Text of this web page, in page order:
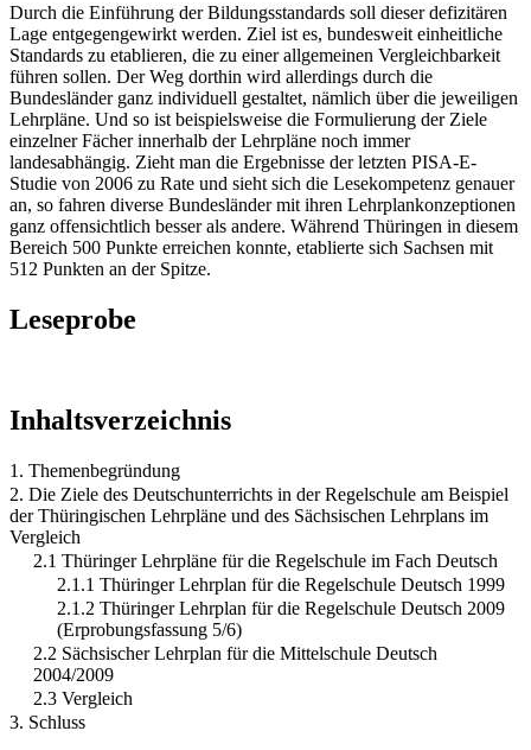
Durch die Einführung der Bildungsstandards soll dieser defizitären
Lage entgegengewirkt werden. Ziel ist es, bundesweit einheitliche
Standards zu etablieren, die zu einer allgemeinen Vergleichbarkeit
führen sollen. Der Weg dorthin wird allerdings durch die
Bundesländer ganz individuell gestaltet, nämlich über die jeweiligen
Lehrpläne. Und so ist beispielsweise die Formulierung der Ziele
einzelner Fächer innerhalb der Lehrpläne noch immer
landesabhängig. Zieht man die Ergebnisse der letzten PISA-E-
Studie von 2006 zu Rate und sieht sich die Lesekompetenz genauer
an, so fahren diverse Bundesländer mit ihren Lehrplankonzeptionen
ganz offensichtlich besser als andere. Während Thüringen in diesem
Bereich 500 Punkte erreichen konnte, etablierte sich Sachsen mit
512 Punkten an der Spitze.
Leseprobe
Inhaltsverzeichnis
1. Themenbegründung
2. Die Ziele des Deutschunterrichts in der Regelschule am Beispiel
der Thüringischen Lehrpläne und des Sächsischen Lehrplans im
Vergleich
2.1 Thüringer Lehrpläne für die Regelschule im Fach Deutsch
2.1.1 Thüringer Lehrplan für die Regelschule Deutsch 1999
2.1.2 Thüringer Lehrplan für die Regelschule Deutsch 2009
(Erprobungsfassung 5/6)
2.2 Sächsischer Lehrplan für die Mittelschule Deutsch
2004/2009
2.3 Vergleich
3. Schluss